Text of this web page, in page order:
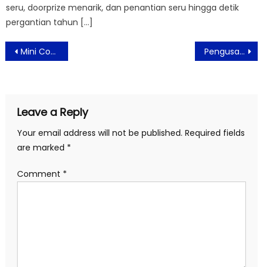
seru, doorprize menarik, dan penantian seru hingga detik
pergantian tahun […]
Post
navigation
Mini Concert NTS Vocal Studio Curi Perhatian Pengunjung TSM Pengusaha Skincare Ini Kembangkan Bisnis di Industri Kosmetik dan Fashion
Leave a Reply
Your email address will not be published. Required fields
are marked *
Comment *